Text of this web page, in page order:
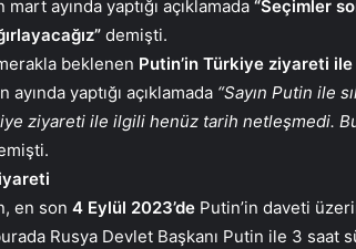
ayında yaptığı açıklamada “Seçimler
demişti.
beklenen Putin’in Türkiye ziyareti
yaptığı açıklamada “Sayın Putin ile
ziyareti ile ilgili henüz tarih netleşmedi.
en son 4 Eylül 2023’de Putin’in daveti
Rusya Devlet Başkanı Putin ile 3 saat